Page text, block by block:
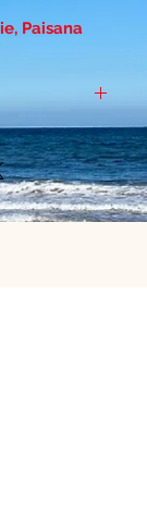
Paisana
- Brillo 300